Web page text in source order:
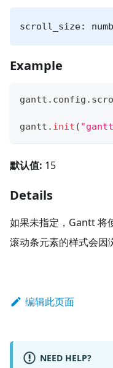
scroll_size:
Example
gantt . config .
gantt . init (
默认值: 15
Details
如果未指定，Gantt 将
滚动条元素的样式会因
编辑此页面
NEED HELP?